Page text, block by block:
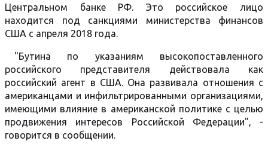
Центральном банке РФ. Это российское лицо
находится под санкциями министерства финансов
США с апреля 2018 года.
"Бутина по указаниям высокопоставленного
российского представителя действовала как
российский агент в США. Она развивала отношения с
американцами и инфильтрированными организациями,
имеющими влияние в американской политике с целью
продвижения интересов Российской Федерации", -
говорится в сообщении.